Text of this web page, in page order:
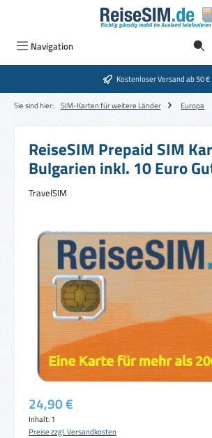
Zum Hauptinhalt springen
Navigation
Kostenloser Versand ab 50 €
Sie sind hier: SIM-Karten für weitere Länder Europa
ReiseSIM Prepaid SIM
Bulgarien inkl. 10 Euro
TravelSIM
Bildergalerie überspringen
Regulärer Preis:
24,90 €
Inhalt:1
Preise zzgl. Versandkosten